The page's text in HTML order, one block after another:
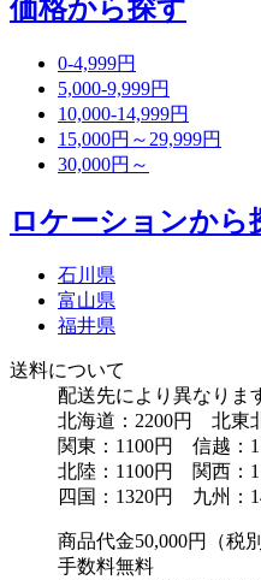
価格から探す
0-4,999円
5,000-9,999円
10,000-14,999円
15,000円～29,999円
30,000円～
ロケーションから
石川県
富山県
福井県
送料について
配送先により異なりま
北海道：2200円 北東
関東：1100円 信越：
北陸：1100円 関西：
四国：1320円 九州：
商品代金50,000円（税
手数料無料